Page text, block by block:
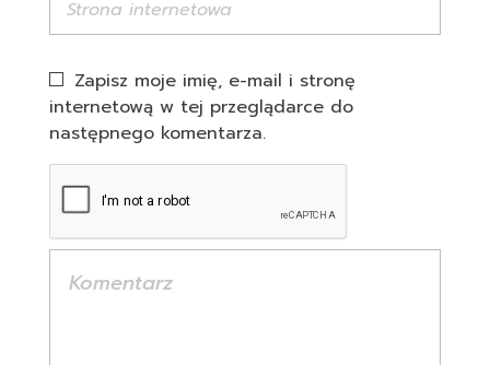
Zapisz moje imię, e-mail i stronę
internetową w tej przeglądarce do
następnego komentarza.